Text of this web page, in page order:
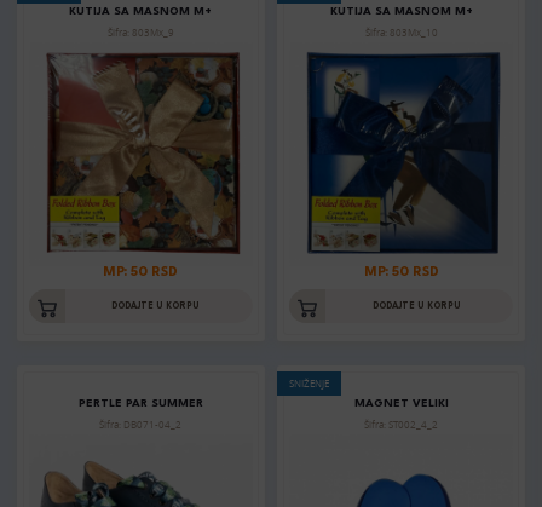
KUTIJA SA MASNOM M+
Šifra: 803Mx_9
MP: 50 RSD
DODAJTE U KORPU
KUTIJA SA MASNOM M+
Šifra: 803Mx_10
MP: 50 RSD
DODAJTE U KORPU
PERTLE PAR SUMMER
Šifra: DB071-04_2
SNIŽENJE
MAGNET VELIKI
Šifra: ST002_4_2